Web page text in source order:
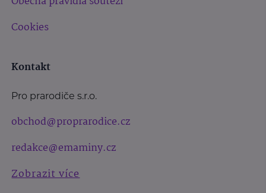
Cookies
Kontakt
Pro prarodiče s.r.o.
obchod@proprarodice.cz
redakce@emaminy.cz
Zobrazit více